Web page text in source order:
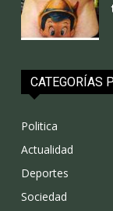
CATEGORÍAS
Politica
Actualidad
Deportes
Sociedad